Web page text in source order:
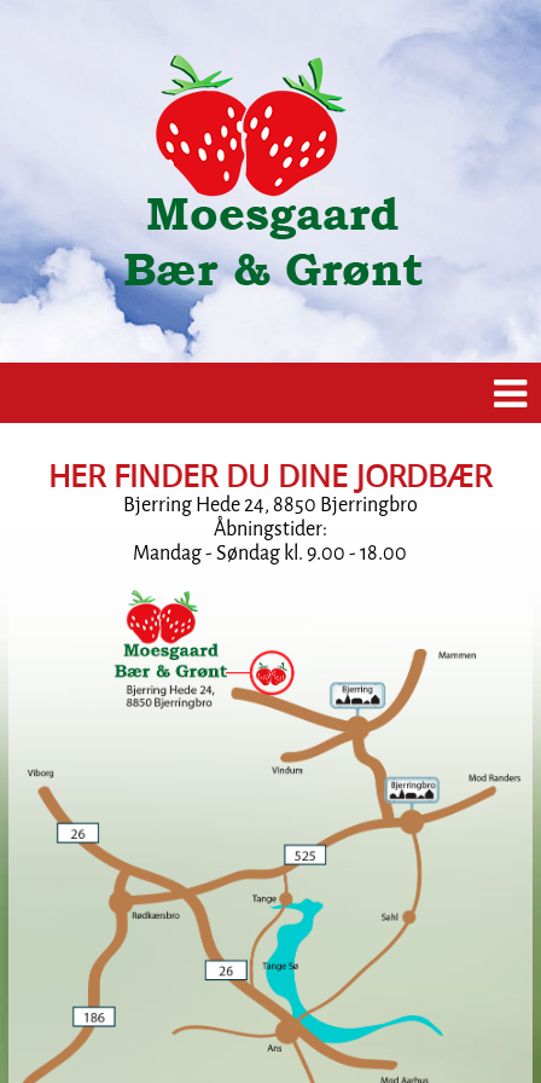
HER FINDER DU DINE JORDBÆR
Bjerring Hede 24, 8850 Bjerringbro
Åbningstider:
Mandag - Søndag kl. 9.00 - 18.00